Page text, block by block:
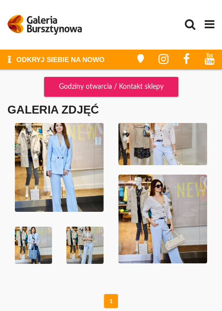
ODKRYJ SIEBIE NA NOWO
STYLIZACJE I METAMORFOZY
ZAKUPY ZE STYLISTKĄZAKUPY
GALERIA
PROMOCJE
WYDARZENIA
KONKURSY
GODZINY OTWARCIA
PLAN GALERII
KONTAKT
ODKRYJ SIEBIE NA NOWO
Godziny otwarcia / Kontakt sklepy
GALERIA ZDJĘĆ
1